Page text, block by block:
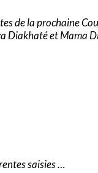
de la prochaine
et Mama
saisies …